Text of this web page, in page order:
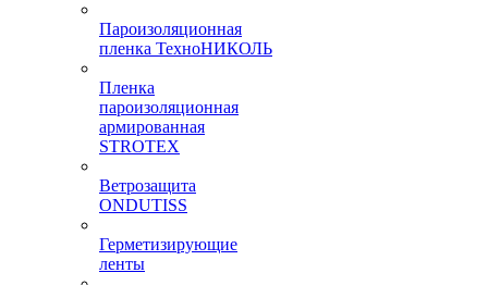
Пароизоляционная
пленка ТехноНИКОЛЬ
Пленка
пароизоляционная
армированная
STROTEX
Ветрозащита
ONDUTISS
Герметизирующие
ленты